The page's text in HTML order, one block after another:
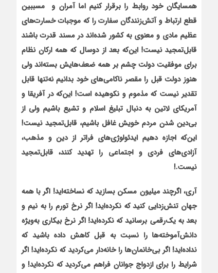
همسایگان خود روابط را برقرار کنیم اما آمران و
مسببین
قطع ارتباط و آتش‌زنندگان سفارت را که موجبات خسارت‌های
عظیم مادی و معنوی به کشور شده‌اند در مسند قدرت باشند
قابل‌تمجید نیست! این‌که بعد از دوسال که همه ارکان نظام
برای موفقیت دولت چشم بر همه ضعف‌هایش بسته‌اند ولی
هنوز دولت قبل را مقصر ناکامی‌های خود بدانیم نه‌تنها قابل
تقدیر نیست که مذموم و نکوهیده است! این‌که در آفریقا و
آمریکای لاتین به دنبال تبلیغ اسلام و تشیع باشیم ولی از
بی‌دین شدن مردم خویش غافل باشیم، قابل‌تمجید نیست!
این‌که اجازه دهیم ایدئولوژی‌های فراتر از دین و مذهب،
آزادی‌های فردی و اجتماعی را تهدید کنند، قابل‌تمجید
نیست.!
آری، اگرچند میلیون مسکن بسازید که نساخته‌اید! اگر با همه
جهان تنش‌زدایی کنید که نکرده‌اید! اگر نرخ تورم را به نیم و
بعد به یک‌رقمی برسانید که نکرده‌اید! اگر نرخ بیکاری به‌ویژه
دانش‌آموخته‌ها را نسبت به قبل کاهش داده باشید که
نداده‌اید! اگر بی‌خانمان‌ها را خانه‌دار می‌کردید که نکرده‌اید! اگر
شرایط را برای ازدواج جوانان فراهم می‌کردید که نکرده‌اید! و